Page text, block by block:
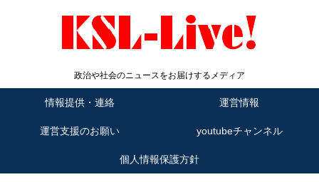
政治や社会のニュースをお届けするメディア
情報提供・連絡 運営情報
運営支援のお願い youtubeチャンネル
個人情報保護方針